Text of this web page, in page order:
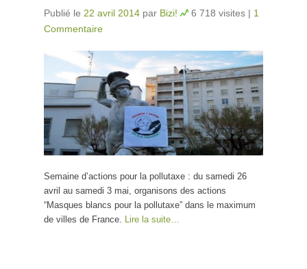
Publié le 22 avril 2014 par Bizi! 6 718 visites | 1
Commentaire
Semaine d’actions pour la pollutaxe : du samedi 26
avril au samedi 3 mai, organisons des actions
“Masques blancs pour la pollutaxe” dans le maximum
de villes de France.
Lire la suite…